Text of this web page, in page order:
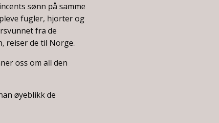
sønn på samme
fugler, hjorter og
fra de
reiser de til Norge.
oss om all den
øyeblikk de